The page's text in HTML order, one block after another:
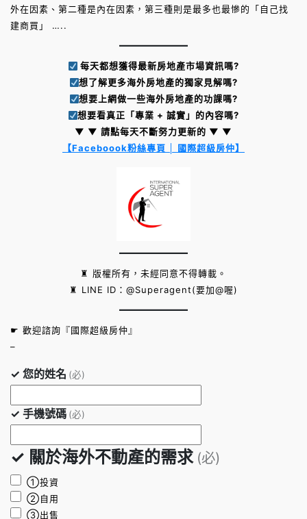
外在因素、第二種是內在因素，第三種則是最多也最慘的「自己找
建商買」 …..
每天都想獲得最新房地產市場資訊嗎?
想了解更多海外房地產的獨家見解嗎?
想要上網做一些海外房地產的功課嗎?
想要看真正「專業 + 誠實」的內容嗎?
▼ ▼ 請點每天不斷努力更新的 ▼ ▼
【Faceboook粉絲專頁 │ 國際超級房仲】
♜ 版權所有，未經同意不得轉載。
♜ LINE ID：@Superagent(要加@喔)
☛ 歡迎諮詢『國際超級房仲』
–
✓ 您的姓名 (必)
✓ 手機號碼 (必)
✓ 關於海外不動產的需求 (必)
①投資
②自用
③出售